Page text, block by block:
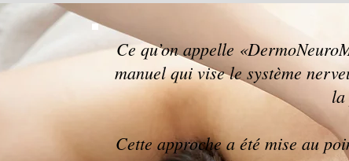
Ce qu’on appelle
manuel qui vise le système
la
Cette approche a été mise au